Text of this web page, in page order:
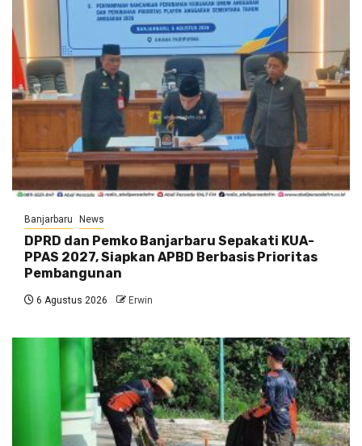
Banjarbaru News
DPRD dan Pemko Banjarbaru Sepakati KUA-
PPAS 2027, Siapkan APBD Berbasis Prioritas
Pembangunan
6 Agustus 2026 Erwin